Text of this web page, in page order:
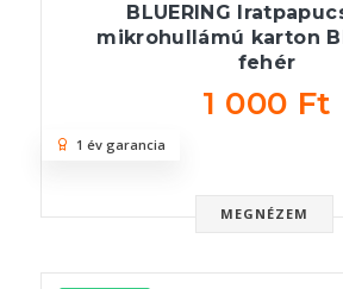
BLUERING
mikrohullámú karton
fehér
1 000 Ft
MEGNÉZEM
1 év garancia